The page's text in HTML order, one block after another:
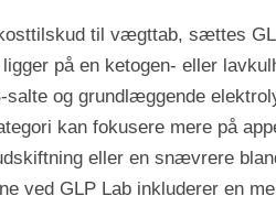
til vægttab, sættes
på en ketogen- eller
salte og grundlæggende
kan fokusere mere på
eller en snævrere
ved GLP Lab inkluderer en